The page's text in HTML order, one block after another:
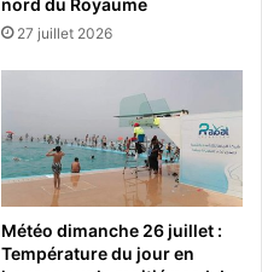
nord du Royaume
27 juillet 2026
Météo dimanche 26 juillet :
Température du jour en